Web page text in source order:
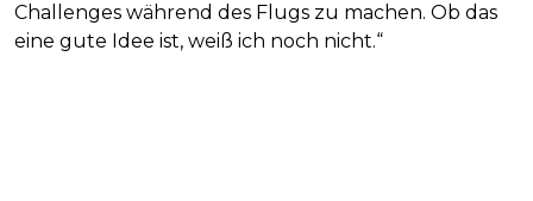
Challenges während des Flugs zu machen. Ob das
eine gute Idee ist, weiß ich noch nicht.“